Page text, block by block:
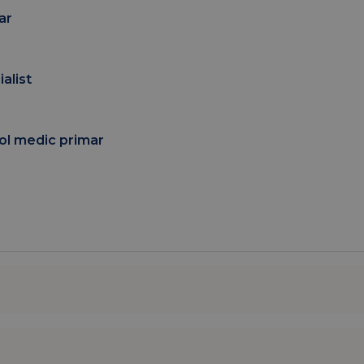
medic primar